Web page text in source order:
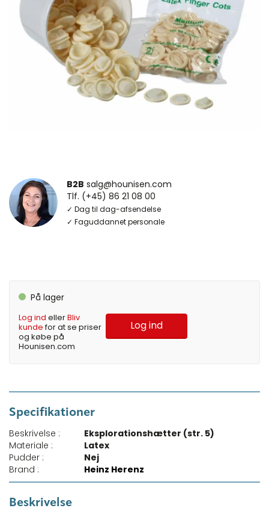
B2B salg@hounisen.com
Tlf. (+45) 86 21 08 00
✓ Dag til dag-afsendelse
✓ Faguddannet personale
På lager
Log ind ellerBliv
kundefor at se priser
og købe på
Hounisen.com
Log ind
Specifikationer
Beskrivelse :
Eksplorationshætter (str. 5)
Materiale :
Latex
Pudder :
Nej
Brand :
Heinz Herenz
Beskrivelse